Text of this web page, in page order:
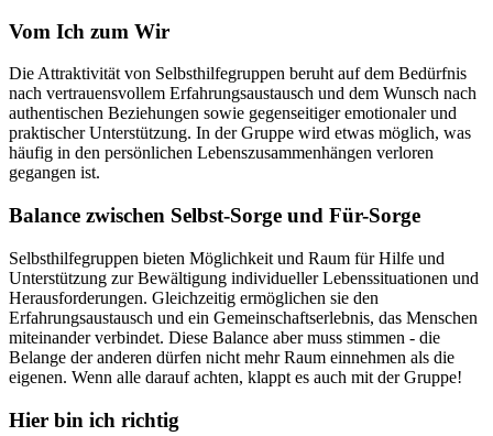
Vom Ich zum Wir
Die Attraktivität von Selbsthilfegruppen beruht auf dem Bedürfnis
nach vertrauensvollem Erfahrungsaustausch und dem Wunsch nach
authentischen Beziehungen sowie gegenseitiger emotionaler und
praktischer Unterstützung. In der Gruppe wird etwas möglich, was
häufig in den persönlichen Lebenszusammenhängen verloren
gegangen ist.
Balance zwischen Selbst-Sorge und Für-Sorge
Selbsthilfegruppen bieten Möglichkeit und Raum für Hilfe und
Unterstützung zur Bewältigung individueller Lebenssituationen und
Herausforderungen. Gleichzeitig ermöglichen sie den
Erfahrungsaustausch und ein Gemeinschaftserlebnis, das Menschen
miteinander verbindet. Diese Balance aber muss stimmen - die
Belange der anderen dürfen nicht mehr Raum einnehmen als die
eigenen. Wenn alle darauf achten, klappt es auch mit der Gruppe!
Hier bin ich richtig